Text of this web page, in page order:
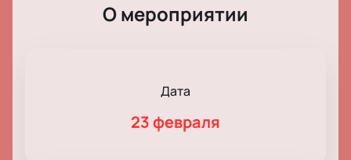
О мероприятии
Дата
23 февраля